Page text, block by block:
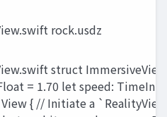
rock.usdz
struct
= 1.70 let speed:
{ // Initiate a